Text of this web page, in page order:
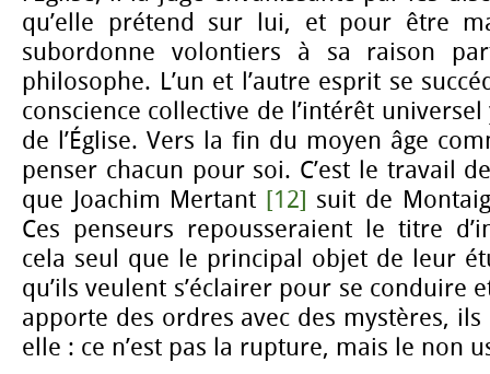
qu’elle prétend sur lui, et pour être
subordonne volontiers à sa raison
philosophe. L’un et l’autre esprit se
conscience collective de l’intérêt
de l’Église. Vers la fin du moyen âge
penser chacun pour soi. C’est le travail
que Joachim Mertant [12] suit de
Ces penseurs repousseraient le titre
cela seul que le principal objet de leur
qu’ils veulent s’éclairer pour se conduire
apporte des ordres avec des mystères,
elle : ce n’est pas la rupture, mais le non